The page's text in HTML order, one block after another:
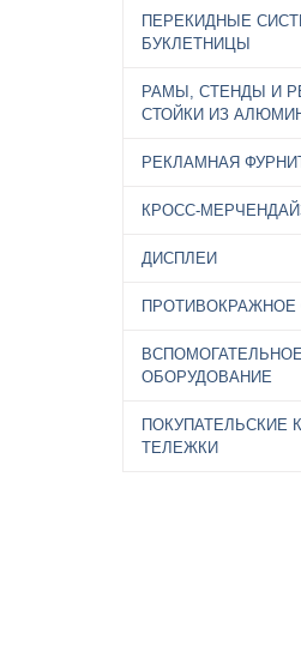
ПЕРЕКИДНЫЕ
БУКЛЕТНИЦЫ
РАМЫ, СТЕНДЫ И
СТОЙКИ ИЗ
РЕКЛАМНАЯ
КРОСС-
ДИСПЛЕИ
ОБОРУДОВАНИЕ
ПОКУПАТЕЛЬСКИЕ
ТЕЛЕЖКИ